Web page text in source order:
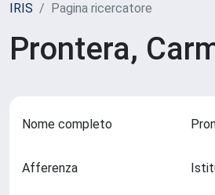
IRIS Pagina ricercatore
Prontera,
Nome completo
Afferenza